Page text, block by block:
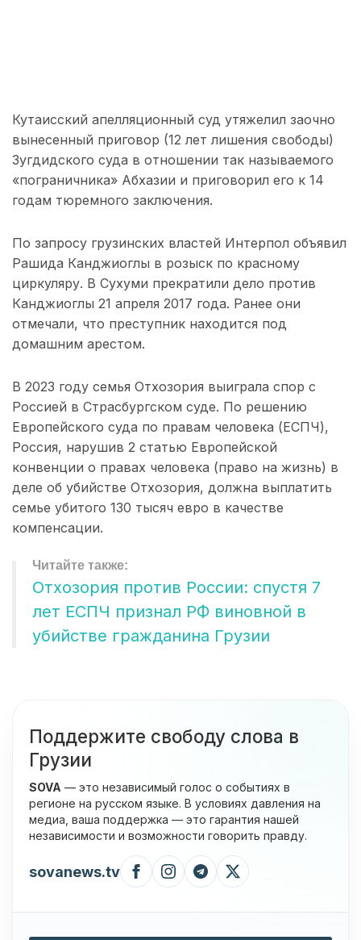
Кутаисский апелляционный суд утяжелил заочно
вынесенный приговор (12 лет лишения свободы)
Зугдидского суда в отношении так называемого
«пограничника» Абхазии и приговорил его к 14
годам тюремного заключения.
По запросу грузинских властей Интерпол объявил
Рашида Канджиоглы в розыск по красному
циркуляру. В Сухуми прекратили дело против
Канджиоглы 21 апреля 2017 года. Ранее они
отмечали, что преступник находится под
домашним арестом.
В 2023 году семья Отхозория выиграла спор с
Россией в Страсбургском суде. По решению
Европейского суда по правам человека (ЕСПЧ),
Россия, нарушив 2 статью Европейской
конвенции о правах человека (право на жизнь) в
деле об убийстве Отхозория, должна выплатить
семье убитого 130 тысяч евро в качестве
компенсации.
Отхозория против России: спустя 7
лет ЕСПЧ признал РФ виновной в
убийстве гражданина Грузии
Поддержите свободу слова в
Грузии
SOVA — это независимый голос о событиях в
регионе на русском языке. В условиях давления на
медиа, ваша поддержка — это гарантия нашей
независимости и возможности говорить правду.
sovanews.tv